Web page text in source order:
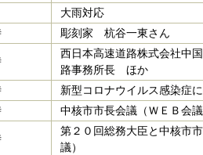
大雨対応
彫刻家 杭谷一東さん
西日本高速道路株式会社
路事務所長 ほか
新型コロナウイルス感染症
中核市市長会議（ＷＥＢ会議
第２０回総務大臣と中核市
議）